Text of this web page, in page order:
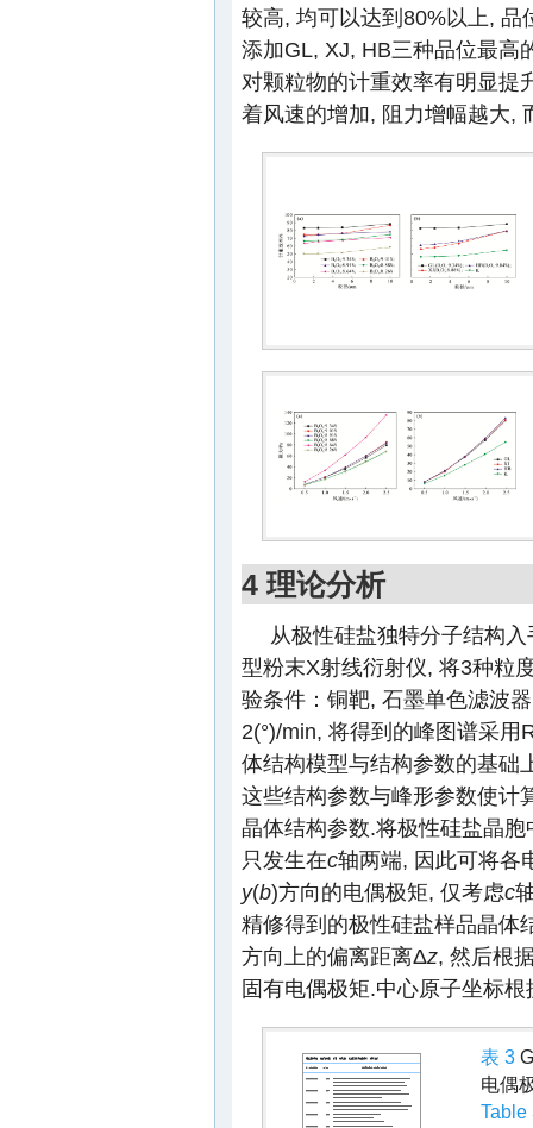
较高, 均可以达到80%以上, 品
添加GL, XJ, HB三种品位最高
对颗粒物的计重效率有明显提
着风速的增加, 阻力增幅越大,
4 理论分析
从极性硅盐独特分子结构
型粉末X射线衍射仪, 将3种粒
验条件：铜靶, 石墨单色滤波
2(°)/min, 将得到的峰图谱采
体结构模型与结构参数的基础
这些结构参数与峰形参数使计
晶体结构参数.将极性硅盐晶
只发生在c轴两端, 因此可将各
y(b)方向的电偶极矩, 仅考虑c
精修得到的极性硅盐样品晶体
方向上的偏离距离Δz, 然后根
固有电偶极矩.中心原子坐标根
表 3
电偶
Table